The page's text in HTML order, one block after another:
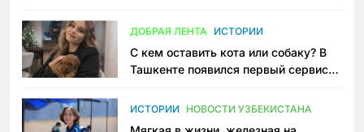
ДОБРАЯ ЛЕНТА ИСТОРИИ
С кем оставить кота или собаку? В
Ташкенте появился первый сервис
ИСТОРИИ НОВОСТИ УЗБЕКИСТАНА